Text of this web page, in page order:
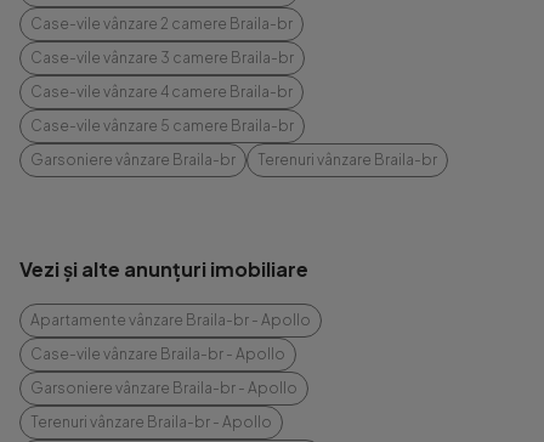
Case-vile vânzare 2 camere Braila-br
Case-vile vânzare 3 camere Braila-br
Case-vile vânzare 4 camere Braila-br
Case-vile vânzare 5 camere Braila-br
Garsoniere vânzare Braila-br
Terenuri vânzare Braila-br
Vezi și alte anunțuri imobiliare
Apartamente vânzare Braila-br - Apollo
Case-vile vânzare Braila-br - Apollo
Garsoniere vânzare Braila-br - Apollo
Terenuri vânzare Braila-br - Apollo